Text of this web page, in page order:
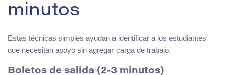
minutos
Estas técnicas simples ayudan a identificar a los estudiantes
que necesitan apoyo sin agregar carga de trabajo.
Boletos de salida (2-3 minutos)